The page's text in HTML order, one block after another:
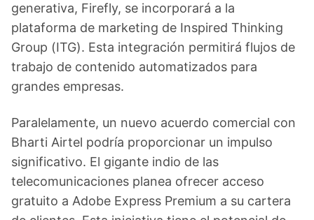
generativa, Firefly, se incorporará a la
plataforma de marketing de Inspired Thinking
Group (ITG). Esta integración permitirá flujos de
trabajo de contenido automatizados para
grandes empresas.
Paralelamente, un nuevo acuerdo comercial con
Bharti Airtel podría proporcionar un impulso
significativo. El gigante indio de las
telecomunicaciones planea ofrecer acceso
gratuito a Adobe Express Premium a su cartera